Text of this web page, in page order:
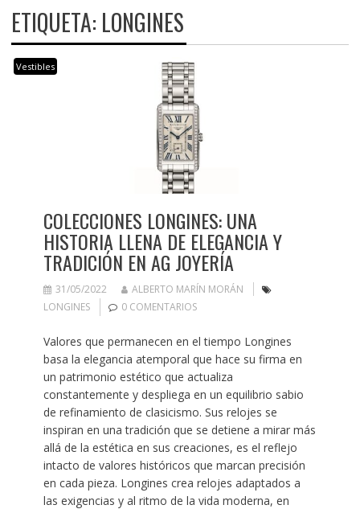
ETIQUETA: LONGINES
Vestibles
COLECCIONES LONGINES: UNA
HISTORIA LLENA DE ELEGANCIA Y
TRADICIÓN EN AG JOYERÍA
31/05/2022
ALBERTO MARÍN MORÁN
LONGINES
0 COMENTARIOS
Valores que permanecen en el tiempo Longines
basa la elegancia atemporal que hace su firma en
un patrimonio estético que actualiza
constantemente y despliega en un equilibrio sabio
de refinamiento de clasicismo. Sus relojes se
inspiran en una tradición que se detiene a mirar más
allá de la estética en sus creaciones, es el reflejo
intacto de valores históricos que marcan precisión
en cada pieza. Longines crea relojes adaptados a
las exigencias y al ritmo de la vida moderna, en